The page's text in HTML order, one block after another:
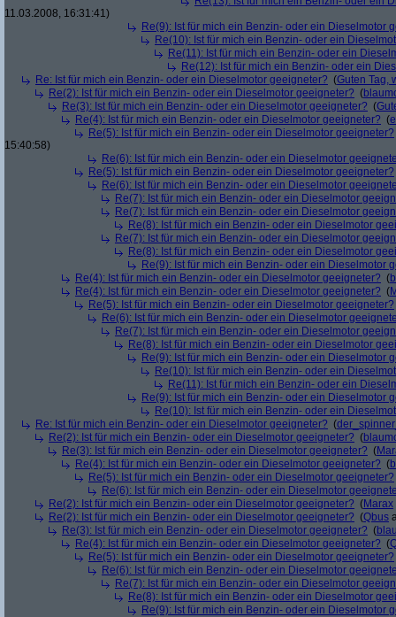
11.03.2008, 16:31:41)
Re(9): Ist für mich ein Benzin- oder ein Dieselmotor
Re(10): Ist für mich ein Benzin- oder ein
Re(11): Ist für mich ein Benzin- oder ein
Re(12): Ist für mich ein Benzin- oder ein
Re: Ist für mich ein Benzin- oder ein Dieselmotor geeigneter? (Guten Tag,
Re(2): Ist für mich ein Benzin- oder ein Dieselmotor geeigneter? (
Re(3): Ist für mich ein Benzin- oder ein Dieselmotor geeigneter? (
Re(4): Ist für mich ein Benzin- oder ein Dieselmotor geeigneter? (
Re(5): Ist für mich ein Benzin- oder ein Dieselmotor geeigneter?
15:40:58)
Re(6): Ist für mich ein Benzin- oder ein Dieselmotor
Re(5): Ist für mich ein Benzin- oder ein Dieselmotor geeigneter?
Re(6): Ist für mich ein Benzin- oder ein Dieselmotor
Re(7): Ist für mich ein Benzin- oder ein Dieselmotor
Re(7): Ist für mich ein Benzin- oder ein Dieselmotor
Re(8): Ist für mich ein Benzin- oder ein Dieselmotor
Re(7): Ist für mich ein Benzin- oder ein Dieselmotor
Re(8): Ist für mich ein Benzin- oder ein Dieselmotor
Re(9): Ist für mich ein Benzin- oder ein Dieselmotor
Re(4): Ist für mich ein Benzin- oder ein Dieselmotor geeigneter? (
Re(4): Ist für mich ein Benzin- oder ein Dieselmotor geeigneter? (
Re(5): Ist für mich ein Benzin- oder ein Dieselmotor geeigneter?
Re(6): Ist für mich ein Benzin- oder ein Dieselmotor
Re(7): Ist für mich ein Benzin- oder ein Dieselmotor
Re(8): Ist für mich ein Benzin- oder ein Dieselmotor
Re(9): Ist für mich ein Benzin- oder ein Dieselmotor
Re(10): Ist für mich ein Benzin- oder ein
Re(11): Ist für mich ein Benzin- oder ein
Re(9): Ist für mich ein Benzin- oder ein Dieselmotor
Re(10): Ist für mich ein Benzin- oder ein
Re: Ist für mich ein Benzin- oder ein Dieselmotor geeigneter? (
Re(2): Ist für mich ein Benzin- oder ein Dieselmotor geeigneter? (
Re(3): Ist für mich ein Benzin- oder ein Dieselmotor geeigneter? (
Re(4): Ist für mich ein Benzin- oder ein Dieselmotor geeigneter? (
Re(5): Ist für mich ein Benzin- oder ein Dieselmotor geeigneter?
Re(6): Ist für mich ein Benzin- oder ein Dieselmotor
Re(2): Ist für mich ein Benzin- oder ein Dieselmotor geeigneter? (Marax
Re(2): Ist für mich ein Benzin- oder ein Dieselmotor geeigneter? (Qbus
Re(3): Ist für mich ein Benzin- oder ein Dieselmotor geeigneter? (
Re(4): Ist für mich ein Benzin- oder ein Dieselmotor geeigneter? (
Re(5): Ist für mich ein Benzin- oder ein Dieselmotor geeigneter?
Re(6): Ist für mich ein Benzin- oder ein Dieselmotor
Re(7): Ist für mich ein Benzin- oder ein Dieselmotor
Re(8): Ist für mich ein Benzin- oder ein Dieselmotor
Re(9): Ist für mich ein Benzin- oder ein Dieselmotor